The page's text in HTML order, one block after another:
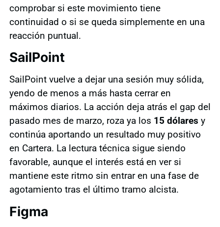
comprobar si este movimiento tiene
continuidad o si se queda simplemente en una
reacción puntual.
SailPoint
SailPoint vuelve a dejar una sesión muy sólida,
yendo de menos a más hasta cerrar en
máximos diarios. La acción deja atrás el gap del
pasado mes de marzo, roza ya los 15 dólares y
continúa aportando un resultado muy positivo
en Cartera. La lectura técnica sigue siendo
favorable, aunque el interés está en ver si
mantiene este ritmo sin entrar en una fase de
agotamiento tras el último tramo alcista.
Figma